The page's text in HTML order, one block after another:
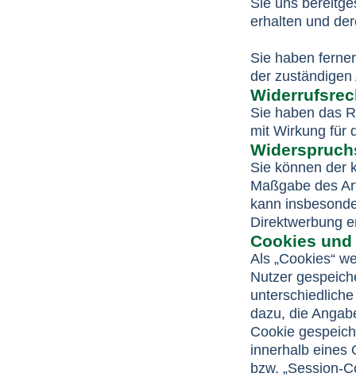
Sie uns
erhalten und
Sie haben
der
Sie haben das
mit Wirkung für
Sie können der
Maßgabe des
kann
Direktwerbung
Cookies
Als „Cookies“
Nutzer
dazu, die
Cookie
innerhalb eines
bzw. „Session-